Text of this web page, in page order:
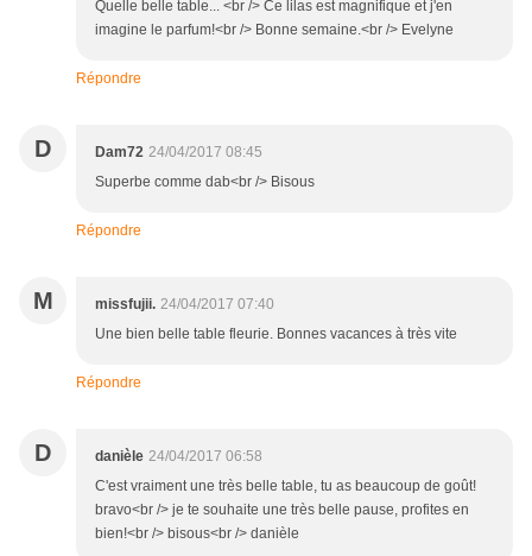
Quelle belle table... <br /> Ce lilas est magnifique et j'en
imagine le parfum!<br /> Bonne semaine.<br /> Evelyne
Répondre
D Dam72 24/04/2017 08:45
Superbe comme dab<br /> Bisous
Répondre
M missfujii. 24/04/2017 07:40
Une bien belle table fleurie. Bonnes vacances à très vite
Répondre
D danièle 24/04/2017 06:58
C'est vraiment une très belle table, tu as beaucoup de goût!
bravo<br /> je te souhaite une très belle pause, profites en
bien!<br /> bisous<br /> danièle